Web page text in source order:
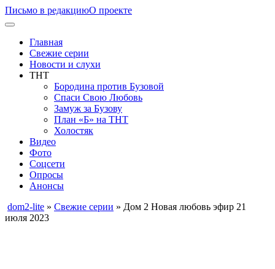
Письмо в редакциюО проекте
Главная
Свежие серии
Новости и слухи
ТНТ
Бородина против Бузовой
Спаси Свою Любовь
Замуж за Бузову
План «Б» на ТНТ
Холостяк
Видео
Фото
Соцсети
Опросы
Анонсы
dom2-lite » Свежие серии » Дом 2 Новая любовь эфир 21
июля 2023